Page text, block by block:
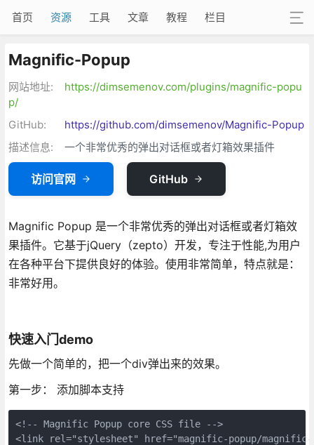
首页 资源 工具 文章 教程 栏目
Magnific-Popup
网站地址:
https://dimsemenov.com/plugins/magnific-popu
p/
GitHub:
https://github.com/dimsemenov/Magnific-Popup
描述信息:
一个非常优秀的弹出对话框或者灯箱效果插件
访问官网 GitHub
Magnific Popup 是一个非常优秀的弹出对话框或者灯箱效
果插件。它基于jQuery（zepto）开发，专注于性能,为用户
在各种平台下提供良好的体验。使用非常简单，特点就是：
非常好用。
快速入门demo
先做一个简单的，把一个div弹出来的效果。
第一步： 添加脚本支持
<!-- Magnific Popup core CSS file -->
<link rel="stylesheet" href="magnific-popup/magnific-